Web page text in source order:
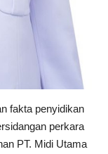
fakta penyidikan
perkara
PT. Midi Utama